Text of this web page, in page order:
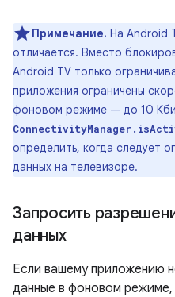
Примечание. На Android
отличается. Вместо
Android TV только
приложения ограничены
фоновом режиме — до 10
определить, когда следует
данных на телевизоре.
Запросить
данных
Если вашему приложению
данные в фоновом